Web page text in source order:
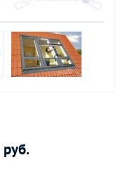
руб.